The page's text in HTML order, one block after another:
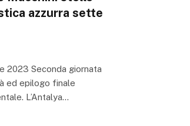
azzurra sette
2023 Seconda giornata
ed epilogo finale
L’Antalya…